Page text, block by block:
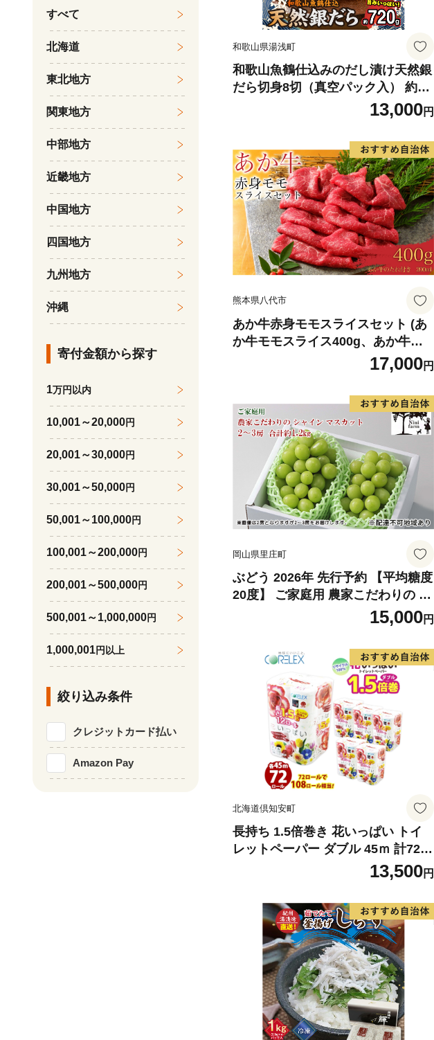
和歌山県湯浅町
和歌山魚鶴仕込みのだし漬け天然銀
だら切身8切（真空パック入） 約72
0g 小分け 独自製法 良質な脂 ふっ
くら 柔らかい 身質 甘み 旨味 白身
魚のトロ 梅酒 北海道南産 真こんぶ
だし漬け 煮付け ムニエル 味噌漬け
鍋物 冷凍 湯浅町 送料無料_G7334
13,000円
熊本県八代市
あか牛赤身モモスライスセット (あ
か牛モモスライス400g、あか牛の
17,000円
岡山県里庄町
ぶどう 2026年 先行予約 【平均糖度
20度】 ご家庭用 農家こだわりの シ
ャイン マスカット 2～3房 合計約1.
2kg ブドウ 葡萄 岡山県産 国産 フル
ーツ 果物 【 Nini farm 農家 直送 】
15,000円
北海道倶知安町
長持ち 1.5倍巻き 花いっぱい トイ
レットペーパー ダブル 45ｍ 計72ロ
ール 全18種 花柄 プリント ハーブ
香り付き 日本製 まとめ買い 防災 常
備品 ペーパー エコ 日用雑貨 消耗品
備蓄 送料無料 北海道 倶知安町 日用
13,500円
すべて
北海道
東北地方
関東地方
中部地方
近畿地方
中国地方
四国地方
九州地方
沖縄
寄付金額から探す
1万円以内
10,001～20,000円
20,001～30,000円
30,001～50,000円
50,001～100,000円
100,001～200,000円
200,001～500,000円
500,001～1,000,000円
1,000,001円以上
絞り込み条件
クレジットカード払い
Amazon Pay